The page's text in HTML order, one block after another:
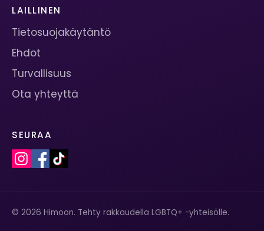
LAILLINEN
Tietosuojakäytäntö
Ehdot
Turvallisuus
Ota yhteyttä
SEURAA
© 2026 Himoon. Tehty rakkaudella LGBTQ+ -yhteisölle.